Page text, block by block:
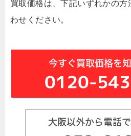
買取価格は、下記いずれかの方
わせください。